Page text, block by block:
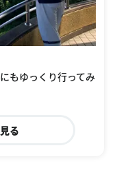
もゆっくり行ってみ
る